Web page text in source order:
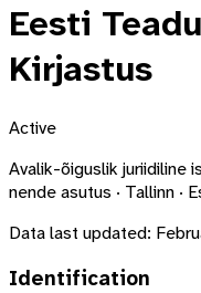
Eesti
Kirjastus
Active
Avalik-õiguslik juriidiline
nende asutus · Tallinn ·
Data last updated:
Identification